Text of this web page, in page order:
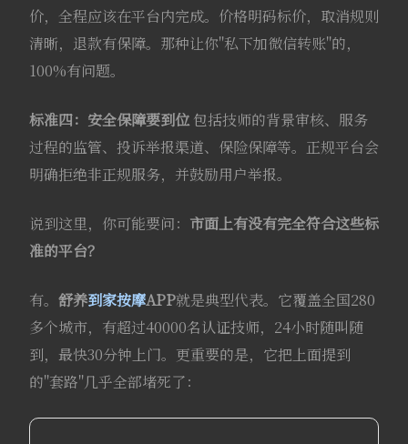
价，全程应该在平台内完成。价格明码标价，取消规则
清晰，退款有保障。那种让你"私下加微信转账"的，
100%有问题。
标准四：安全保障要到位包括技师的背景审核、服务
过程的监管、投诉举报渠道、保险保障等。正规平台会
明确拒绝非正规服务，并鼓励用户举报。
说到这里，你可能要问： 市面上有没有完全符合这些标
准的平台？
有。 舒养到家按摩APP就是典型代表。它覆盖全国280
多个城市，有超过40000名认证技师，24小时随叫随
到，最快30分钟上门。更重要的是，它把上面提到
的"套路"几乎全部堵死了：